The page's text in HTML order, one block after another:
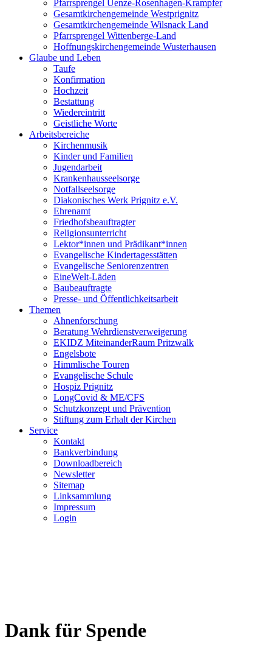
Pfarrsprengel Uenze-Rosenhagen-Krampfer
Gesamtkirchengemeinde Westprignitz
Gesamtkirchengemeinde Wilsnack Land
Pfarrsprengel Wittenberge-Land
Hoffnungskirchengemeinde Wusterhausen
Glaube und Leben
Taufe
Konfirmation
Hochzeit
Bestattung
Wiedereintritt
Geistliche Worte
Arbeitsbereiche
Kirchenmusik
Kinder und Familien
Jugendarbeit
Krankenhausseelsorge
Notfallseelsorge
Diakonisches Werk Prignitz e.V.
Ehrenamt
Friedhofsbeauftragter
Religionsunterricht
Lektor*innen und Prädikant*innen
Evangelische Kindertagesstätten
Evangelische Seniorenzentren
EineWelt-Läden
Baubeauftragte
Presse- und Öffentlichkeitsarbeit
Themen
Ahnenforschung
Beratung Wehrdienstverweigerung
EKIDZ MiteinanderRaum Pritzwalk
Engelsbote
Himmlische Touren
Evangelische Schule
Hospiz Prignitz
LongCovid & ME/CFS
Schutzkonzept und Prävention
Stiftung zum Erhalt der Kirchen
Service
Kontakt
Bankverbindung
Downloadbereich
Newsletter
Sitemap
Linksammlung
Impressum
Login
Dank für Spende